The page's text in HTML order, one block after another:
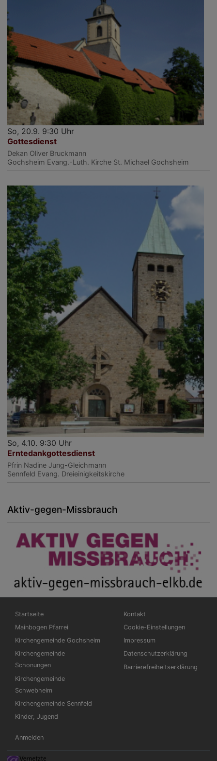
So, 20.9. 9:30 Uhr
Gottesdienst
Dekan Oliver Bruckmann
Gochsheim Evang.-Luth. Kirche St. Michael Gochsheim
So, 4.10. 9:30 Uhr
Erntedankgottesdienst
Pfrin Nadine Jung-Gleichmann
Sennfeld Evang. Dreieinigkeitskirche
Aktiv-gegen-Missbrauch
Hauptnavigation
Startseite
Mainbogen Pfarrei
Kirchengemeinde Gochsheim
Kirchengemeinde
Schonungen
Kirchengemeinde
Schwebheim
Kirchengemeinde Sennfeld
Kinder, Jugend
Fußbereichsmenü
Kontakt
Cookie-Einstellungen
Impressum
Datenschutzerklärung
Barrierefreiheitserklärung
Benutzermenü
Anmelden